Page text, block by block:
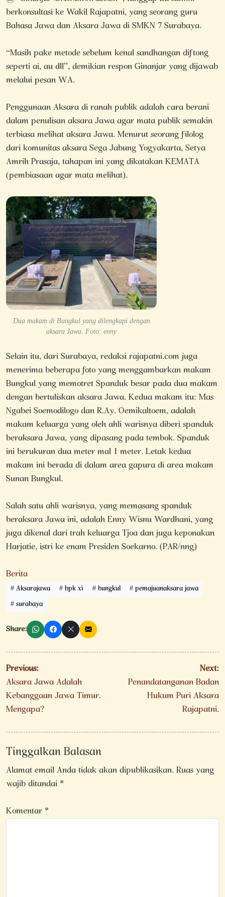
berkonsultasi ke Wakil Rajapatni, yang seorang guru
Bahasa Jawa dan Aksara Jawa di SMKN 7 Surabaya.
“Masih pake metode sebelum kenal sandhangan diftong
seperti ai, au dll”, demikian respon Ginanjar yang dijawab
melalui pesan WA.
Penggunaan Aksara di ranah publik adalah cara berani
dalam penulisan aksara Jawa agar mata publik semakin
terbiasa melihat aksara Jawa. Menurut seorang filolog
dari komunitas aksara Sega Jabung Yogyakarta, Setya
Amrih Prasaja, tahapan ini yang dikatakan KEMATA
(pembiasaan agar mata melihat).
Dua makam di Bungkul yang dilengkapi dengan
aksara Jawa. Foto: enny
Selain itu, dari Surabaya, redaksi rajapatni.com juga
menerima beberapa foto yang menggambarkan makam
Bungkul yang memotret Spanduk besar pada dua makam
dengan bertuliskan aksara Jawa. Kedua makam itu: Mas
Ngabei Soemodilogo dan R.Ay. Oemikaltoem, adalah
makam keluarga yang oleh ahli warisnya diberi spanduk
beraksara Jawa, yang dipasang pada tembok. Spanduk
ini berukuran dua meter mal 1 meter. Letak kedua
makam ini berada di dalam area gapura di area makam
Sunan Bungkul.
Salah satu ahli warisnya, yang memasang spanduk
beraksara Jawa ini, adalah Enny Wisnu Wardhani, yang
juga dikenal dari trah keluarga Tjoa dan juga keponakan
Harjatie, istri ke enam Presiden Soekarno. (PAR/nng)
Berita
Aksarajawa bpk xi bungkul
pemajuanaksara jawa
surabaya
Share:
Navigasi
pos
Previous:
Aksara Jawa Adalah
Kebanggaan Jawa Timur.
Mengapa?
Next:
Penandatanganan Badan
Hukum Puri Aksara
Rajapatni.
Tinggalkan Balasan
Alamat email Anda tidak akan dipublikasikan.Ruas yang
wajib ditandai*
Komentar*